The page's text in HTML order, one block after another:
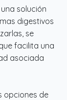
solución
digestivos
se
facilita una
asociada
opciones de